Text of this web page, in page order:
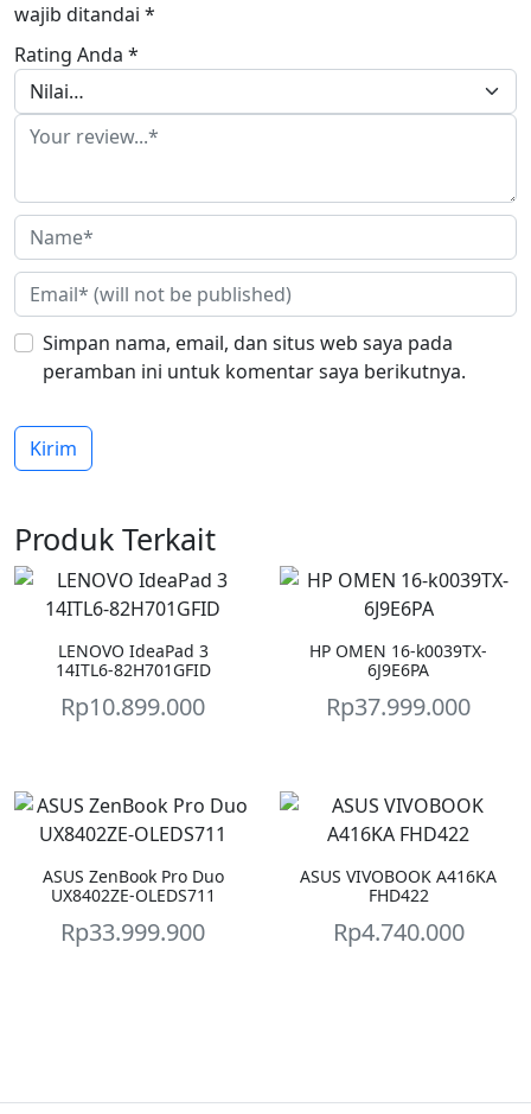
wajib ditandai *
Rating Anda *
Simpan nama, email, dan situs web saya pada
peramban ini untuk komentar saya berikutnya.
Produk Terkait
LENOVO IdeaPad 3
14ITL6-82H701GFID
Rp10.899.000
HP OMEN 16-k0039TX-
6J9E6PA
Rp37.999.000
ASUS ZenBook Pro Duo
UX8402ZE-OLEDS711
Rp33.999.900
ASUS VIVOBOOK A416KA
FHD422
Rp4.740.000